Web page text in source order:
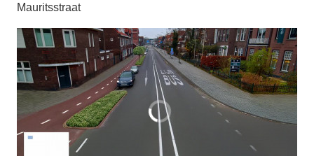
Mauritsstraat